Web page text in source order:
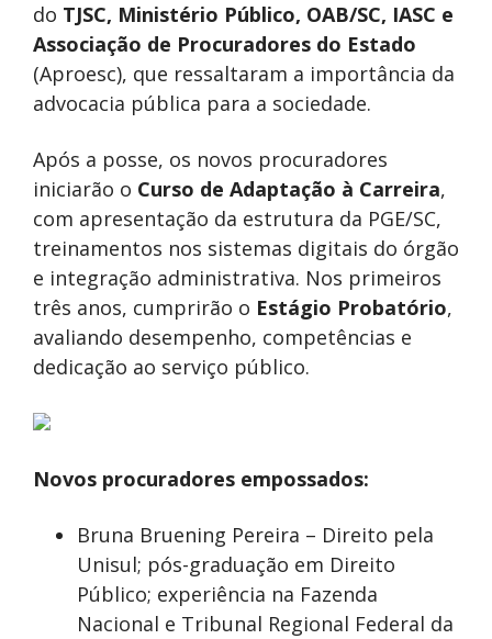
do TJSC, Ministério Público, OAB/SC, IASC e
Associação de Procuradores do Estado
(Aproesc), que ressaltaram a importância da
advocacia pública para a sociedade.
Após a posse, os novos procuradores
iniciarão o Curso de Adaptação à Carreira,
com apresentação da estrutura da PGE/SC,
treinamentos nos sistemas digitais do órgão
e integração administrativa. Nos primeiros
três anos, cumprirão o Estágio Probatório,
avaliando desempenho, competências e
dedicação ao serviço público.
Novos procuradores empossados:
Bruna Bruening Pereira – Direito pela
Unisul; pós-graduação em Direito
Público; experiência na Fazenda
Nacional e Tribunal Regional Federal da